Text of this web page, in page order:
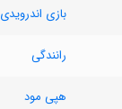
بازی اندرویدی
رانندگی
هپی مود